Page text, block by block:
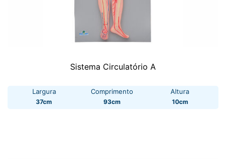
Sistema Circulatório A
Largura
37cm
Comprimento
93cm
Altura
10cm